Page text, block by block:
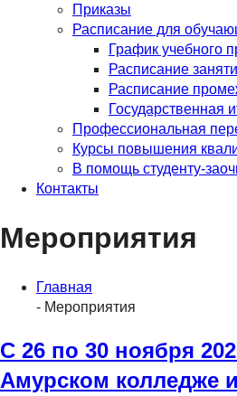
Приказы
Расписание для
График учебного
Расписание
Расписание
Государственная
Профессиональная
Курсы повышения
В помощь студенту-
Контакты
Мероприятия
Главная
- Мероприятия
С 26 по 30 ноября
Амурском колледже